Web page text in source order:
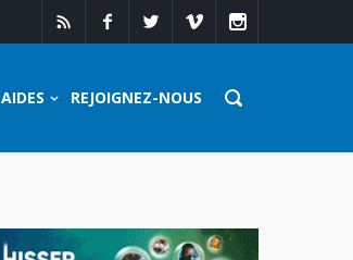
AIDES REJOIGNEZ-NOUS